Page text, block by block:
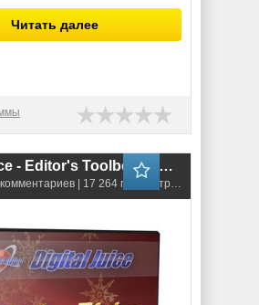
Читать далее
Digital Juice - Editor's Toolbox I.Theme Set: 037 Golden Flakes
| 17 264 просмотров